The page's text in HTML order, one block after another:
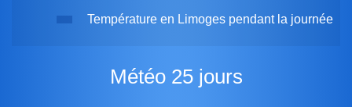
Température en Limoges pendant la journée
Météo 25 jours